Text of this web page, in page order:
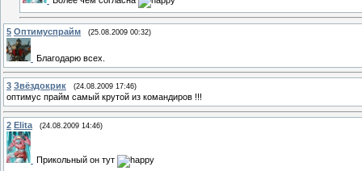
5 Оптимуспрайм (25.08.2009 00:32)
Благодарю всех.
3 Звёздокрик (24.08.2009 17:46)
оптимус прайм самый крутой из командиров !!!
2 Elita (24.08.2009 14:46)
Прикольный он тут